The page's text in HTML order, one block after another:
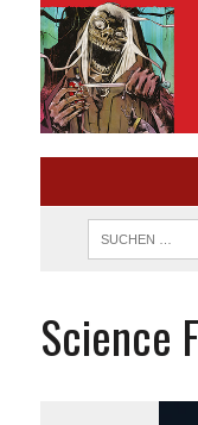
Science